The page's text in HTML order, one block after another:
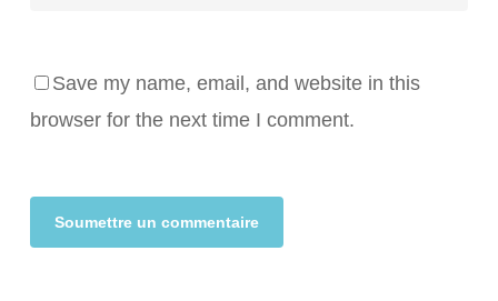
Save my name, email, and website in this
browser for the next time I comment.